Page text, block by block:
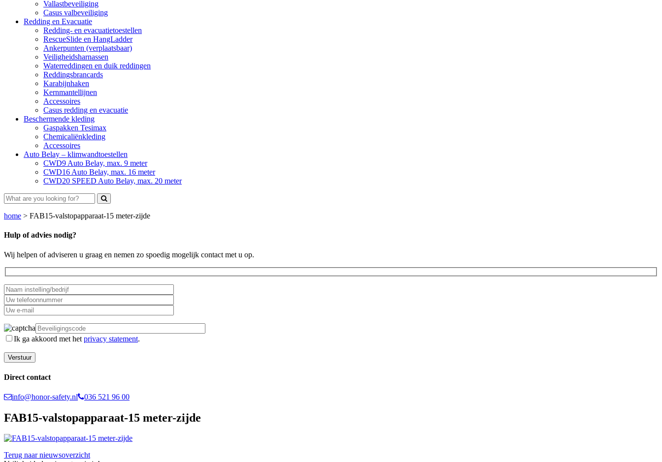
Vallastbeveiliging
Casus valbeveiliging
Redding en Evacuatie
Redding- en evacuatietoestellen
RescueSlide en HangLadder
Ankerpunten (verplaatsbaar)
Veiligheidsharnassen
Waterreddingen en duik reddingen
Reddingsbrancards
Karabijnhaken
Kernmantellijnen
Accessoires
Casus redding en evacuatie
Beschermende kleding
Gaspakken Tesimax
Chemicaliënkleding
Accessoires
Auto Belay – klimwandtoestellen
CWD9 Auto Belay, max. 9 meter
CWD16 Auto Belay, max. 16 meter
CWD20 SPEED Auto Belay, max. 20 meter
home > FAB15-valstopapparaat-15 meter-zijde
Hulp of advies nodig?
Wij helpen of adviseren u graag en nemen zo spoedig mogelijk contact met u op.
Ik ga akkoord met het privacy statement.
Direct contact
info@honor-safety.nl 036 521 96 00
FAB15-valstopapparaat-15 meter-zijde
Terug naar nieuwsoverzicht